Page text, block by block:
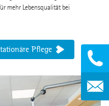
mehr Lebensqualität bei
Pflege